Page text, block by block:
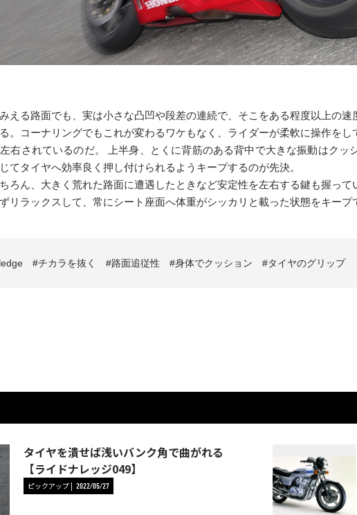
える路面でも、実は小さな凸凹や段差の連続で、そこをある程度以上の
。コーナリングでもこれが変わるワケもなく、ライダーが柔軟に操作を
右されているのだ。 上半身、とくに背筋のある背中で大きな振動はク
てタイヤへ効率良く押し付けられるようキープするのが先決。
ろん、大きく荒れた路面に遭遇したときなど安定性を左右する鍵も握って
リラックスして、常にシート座面へ体重がシッカリと載った状態をキープ
チカラを抜く 路面追従性 身体でクッション タイヤのグリップ
タイヤを潰せば浅いバンク角で曲がれる
【ライドナレッジ049】
ピックアップ 2022/05/27